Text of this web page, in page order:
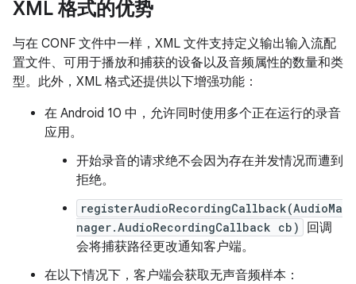
XML 格式的优势
与在 CONF 文件中一样，XML 文件支持定义输出输入流配
置文件、可用于播放和捕获的设备以及音频属性的数量和类
型。此外，XML 格式还提供以下增强功能：
在 Android 10 中，允许同时使用多个正在运行的录音
应用。
开始录音的请求绝不会因为存在并发情况而遭到
拒绝。
registerAudioRecordingCallback(AudioMa
nager.AudioRecordingCallback cb)
回调
会将捕获路径更改通知客户端。
在以下情况下，客户端会获取无声音频样本：